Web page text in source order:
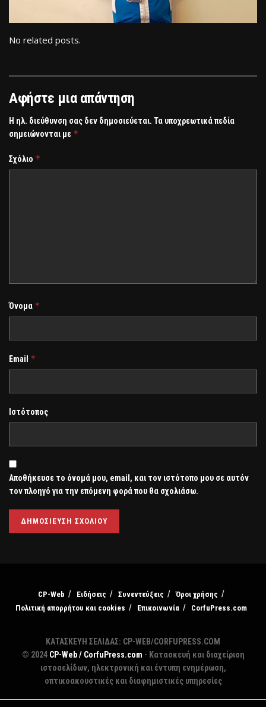
No related posts.
Αφήστε μια απάντηση
Η ηλ. διεύθυνση σας δεν δημοσιεύεται. Τα υποχρεωτικά πεδία
σημειώνονται με *
Σχόλιο *
Όνομα *
Email *
Ιστότοπος
Αποθήκευσε το όνομά μου, email, και τον ιστότοπο μου σε αυτόν
τον πλοηγό για την επόμενη φορά που θα σχολιάσω.
CP-Web Ειδήσεις Συνεντεύξεις
Όροι χρήσης
Πολιτική απορρήτου και cookies
Επικοινωνία CorfuPress.com
ΚΑΤΑΣΚΕΥΗ ΣΕΛΙΔΑΣ: CP-WEB/CORFUPRESS.COM
© 2024 CP-Web / CorfuPress.com - Κατασκευή και διαχείριση
ιστοσελίδων, ηλεκτρονική και έντυπη ενημέρωση,
οπτικοακουστικές και διαφημιστικές υπηρεσίες